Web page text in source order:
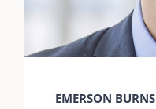
EMERSON BURNS